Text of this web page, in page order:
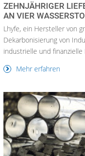
ZEHNJÄHRIGER
AN VIER
Lhyfe, ein Hersteller von
Dekarbonisierung von
industrielle und finanzielle
Mehr erfahren